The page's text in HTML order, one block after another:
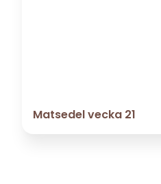
Matsedel vecka 21